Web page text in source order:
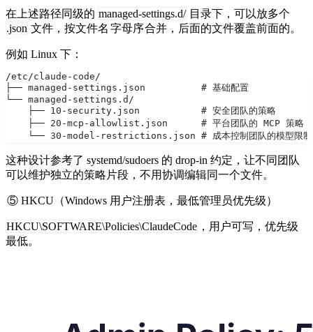
在上述路径同级的 managed-settings.d/ 目录下，可以放多个
.json 文件，按文件名 字母序合并，后面的文件覆盖前面的。
例如 Linux 下：
/etc/claude-code/
├── managed-settings.json          # 基础配置
└── managed-settings.d/
    ├── 10-security.json           # 安全团队的策略
    ├── 20-mcp-allowlist.json      # 平台团队的 MCP 策略
    └── 30-model-restrictions.json # 成本控制团队的模型限制
这种设计参考了 systemd/sudoers 的 drop-in 约定，让不同团队
可以维护独立的策略片段，不用协调编辑同一个文件。
⑤ HKCU（Windows 用户注册表，最低管理员优先级）
HKCU\SOFTWARE\Policies\ClaudeCode ，用户可写，优先级
最低。